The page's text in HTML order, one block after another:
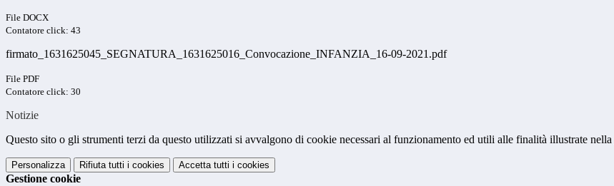
File DOCX
Contatore click: 43
firmato_1631625045_SEGNATURA_1631625016_Convocazione_INFANZIA_16-09-2021.pdf
File PDF
Contatore click: 30
Notizie
Questo sito o gli strumenti terzi da questo utilizzati si avvalgono di cookie necessari al funzionamento ed utili alle finalità illustrate nella
Personalizza Rifiuta tutti i cookies Accetta tutti i cookies
Gestione cookie